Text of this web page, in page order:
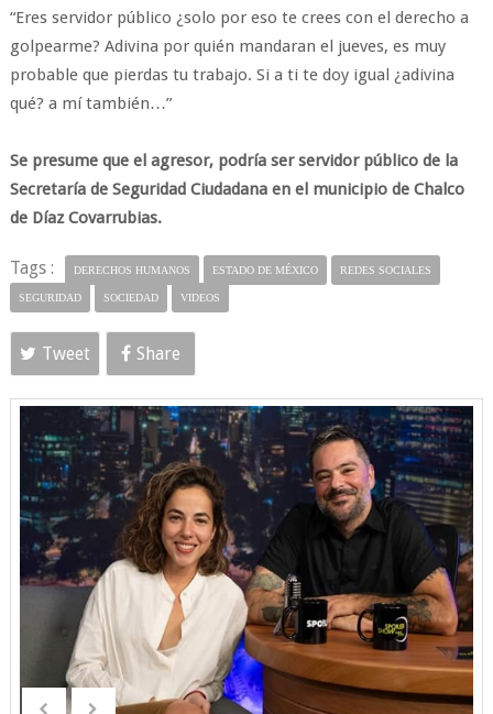
“Eres servidor público ¿solo por eso te crees con el derecho a
golpearme? Adivina por quién mandaran el jueves, es muy
probable que pierdas tu trabajo. Si a ti te doy igual ¿adivina
qué? a mí también…”
Se presume que el agresor, podría ser servidor público de la
Secretaría de Seguridad Ciudadana en el municipio de Chalco
de Díaz Covarrubias.
Tags : DERECHOS HUMANOS ESTADO DE MÉXICO REDES SOCIALES
SEGURIDAD SOCIEDAD VIDEOS
Tweet Share